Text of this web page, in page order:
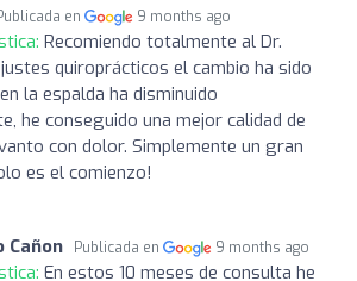
en 9 months ago
Recomiendo totalmente al Dr.
quiroprácticos el cambio ha sido
la espalda ha disminuido
he conseguido una mejor calidad de
con dolor. Simplemente un gran
es el comienzo!
Cañon Publicada en 9 months ago
En estos 10 meses de consulta he